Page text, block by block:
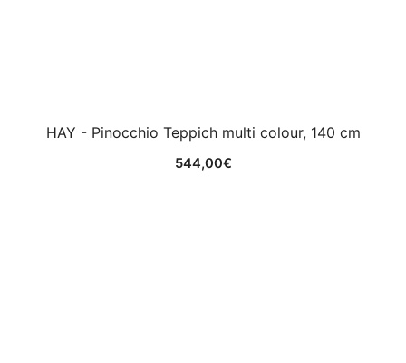
HAY - Pinocchio Teppich multi colour, 140 cm
544,00€